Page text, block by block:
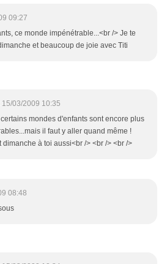
09:27
ce monde impénétrable...<br /> Je te
et beaucoup de joie avec Titi
15/03/2009 10:35
mondes d'enfants sont encore plus
il faut y aller quand même !
dimanche à toi aussi<br /> <br /> <br />
08:48